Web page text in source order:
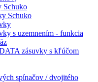
Schuko
Schuko
s uzemnením - funkcia
zásuvky s kľúčom
spínačov / dvojitého